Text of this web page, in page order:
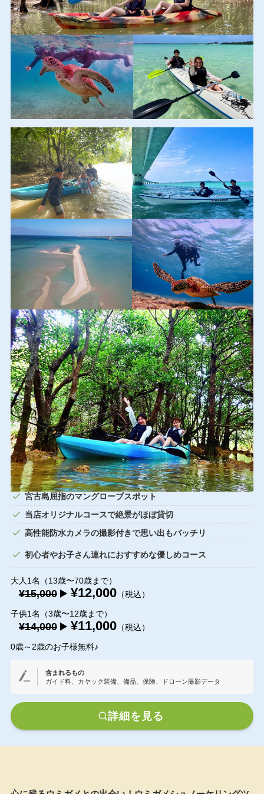
宮古島屈指のマングローブスポット
当店オリジナルコースで絶景がほぼ貸切
高性能防水カメラの撮影付きで思い出もバッチリ
初心者やお子さん連れにおすすめな優しめコース
大人1名（13歳〜70歳まで）
¥15,000 ▶️ ¥12,000（税込）
子供1名（3歳〜12歳まで）
¥14,000 ▶️ ¥11,000（税込）
0歳～2歳のお子様無料♪
含まれるもの
ガイド料、カヤック装備、備品、保険、ドローン撮影データ
詳細を見る